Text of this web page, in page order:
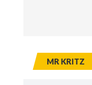
MR KRITZ